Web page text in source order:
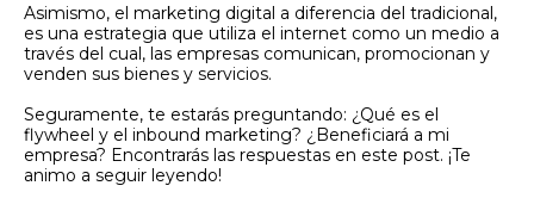
Asimismo, el marketing digital a diferencia del tradicional,
es una estrategia que utiliza el internet como un medio a
través del cual, las empresas comunican, promocionan y
venden sus bienes y servicios.
Seguramente, te estarás preguntando: ¿Qué es el
flywheel y el inbound marketing? ¿Beneficiará a mi
empresa? Encontrarás las respuestas en este post. ¡Te
animo a seguir leyendo!